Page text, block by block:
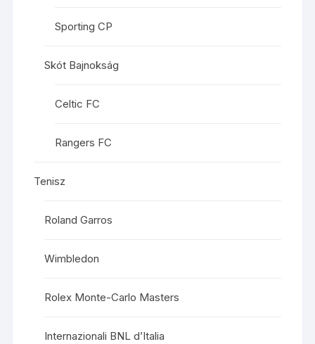
Sporting CP
Skót Bajnokság
Celtic FC
Rangers FC
Tenisz
Roland Garros
Wimbledon
Rolex Monte-Carlo Masters
Internazionali BNL d’Italia